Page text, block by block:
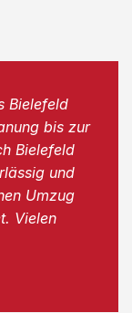
Bielefeld
bis zur
Bielefeld
und
Umzug
Vielen